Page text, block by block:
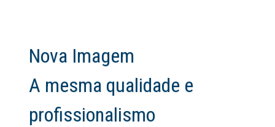
Nova Imagem
A mesma qualidade e
profissionalismo